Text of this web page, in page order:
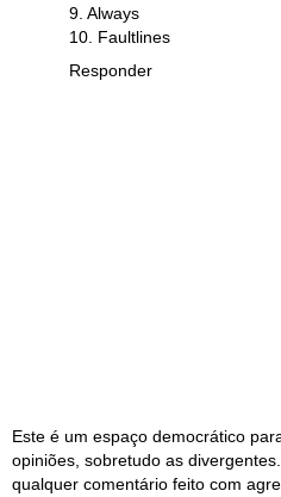
9. Always
10. Faultlines
Responder
Este é um espaço democrático
opiniões, sobretudo as
qualquer comentário feito com